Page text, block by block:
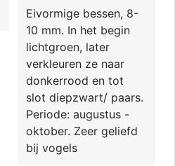
Eivormige bessen, 8-
10 mm. In het begin
lichtgroen, later
verkleuren ze naar
donkerrood en tot
slot diepzwart/ paars.
Periode: augustus -
oktober. Zeer geliefd
bij vogels